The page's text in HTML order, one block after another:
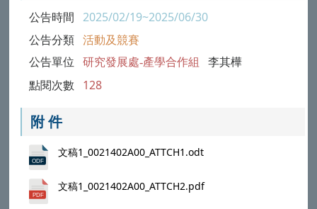
公告時間 2025/02/19~2025/06/30
公告分類 活動及競賽
公告單位 研究發展處-產學合作組 李其樺
點閱次數 128
附 件
文稿1_0021402A00_ATTCH1.odt
文稿1_0021402A00_ATTCH2.pdf